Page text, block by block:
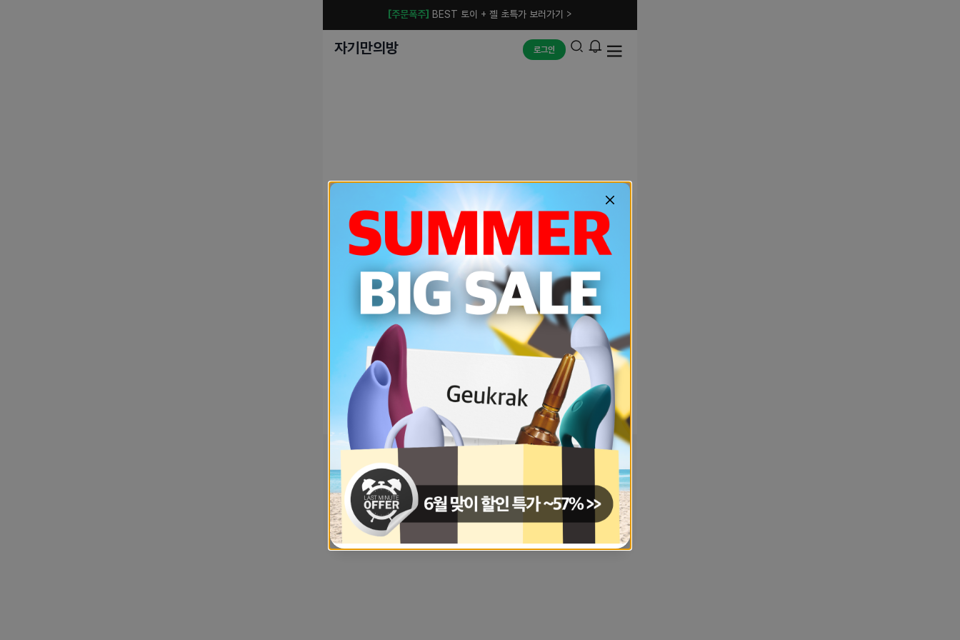
[주문폭주] BEST 토이 + 젤 초특가 보러가기 >
자기만의방 로그인
예상치 못한 에러입니다.